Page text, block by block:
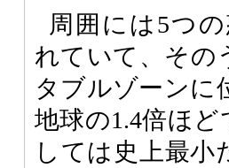
周囲には5つ
れていて、その
タブルゾーンに
地球の1.4倍ほ
しては史上最